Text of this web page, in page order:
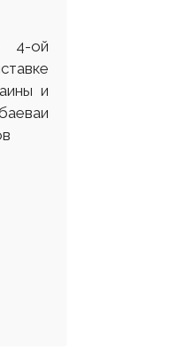
4-ой
и